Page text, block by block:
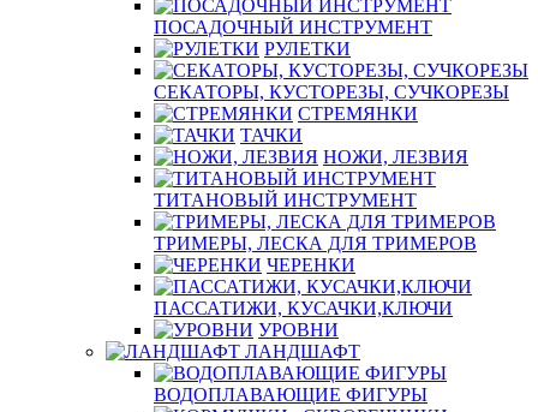
ПОСАДОЧНЫЙ ИНСТРУМЕНТ
РУЛЕТКИ
СЕКАТОРЫ, КУСТОРЕЗЫ, СУЧКОРЕЗЫ
СТРЕМЯНКИ
ТАЧКИ
НОЖИ, ЛЕЗВИЯ
ТИТАНОВЫЙ ИНСТРУМЕНТ
ТРИМЕРЫ, ЛЕСКА ДЛЯ ТРИМЕРОВ
ЧЕРЕНКИ
ПАССАТИЖИ, КУСАЧКИ,КЛЮЧИ
УРОВНИ
ЛАНДШАФТ
ВОДОПЛАВАЮЩИЕ ФИГУРЫ